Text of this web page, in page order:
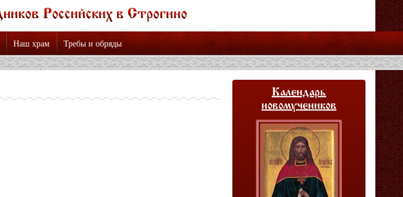
Наш храм Требы и обряды
Календарь
новомучеников